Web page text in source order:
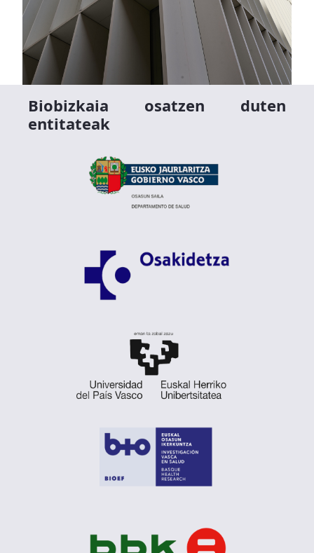
Biobizkaia osatzen duten
entitateak